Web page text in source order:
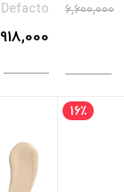
6,600,000
Defacto
918,000
16٪